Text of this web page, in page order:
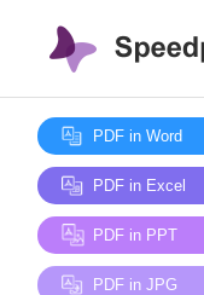
PDF in Word
PDF in Excel
PDF in PPT
PDF in JPG